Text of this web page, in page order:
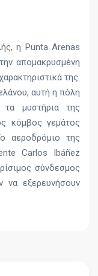
η Punta Arenas
απομακρυσμένη
της.
αυτή η πόλη
μυστήρια της
κόμβος γεμάτος
αεροδρόμιο της
Carlos Ibáñez
σύνδεσμος
να εξερευνήσουν